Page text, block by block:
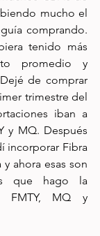
mucho el
comprando.
tenido más
promedio y
de comprar
trimestre del
iban a
y MQ. Después
incorporar Fibra
ahora esas son
que hago la
FMTY, MQ y